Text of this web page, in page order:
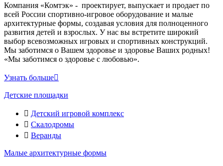
Компания «Комтэк» - проектирует, выпускает и продает по
всей России спортивно-игровое оборудование и малые
архитектурные формы, создавая условия для полноценного
развития детей и взрослых. У нас вы встретите широкий
выбор всевозможных игровых и спортивных конструкций.
Мы заботимся о Вашем здоровье и здоровье Ваших родных!
«Мы заботимся о здоровье с любовью».
Узнать больше
Детские площадки
Детский игровой комплекс
Скалодромы
Веранды
Малые архитектурные формы